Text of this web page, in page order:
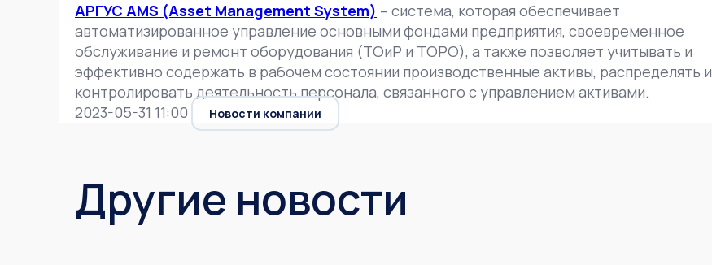
АРГУС AMS (Asset Management System) – система, которая обеспечивает
автоматизированное управление основными фондами предприятия, своевременное
обслуживание и ремонт оборудования (ТОиР и ТОРО), а также позволяет учитывать и
эффективно содержать в рабочем состоянии производственные активы, распределять и
контролировать деятельность персонала, связанного с управлением активами.
2023-05-31 11:00
Новости компании
Другие новости